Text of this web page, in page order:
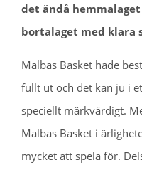
det ändå
bortalaget med klara
Malbas Basket hade
fullt ut och det kan ju i
speciellt märkvärdigt.
Malbas Basket i
mycket att spela för.